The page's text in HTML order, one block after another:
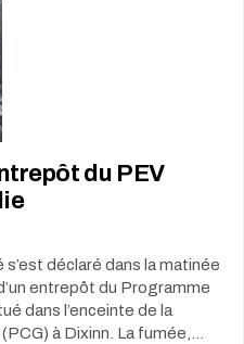
du PEV
s’est déclaré dans la matinée
entrepôt du Programme
dans l’enceinte de la
à Dixinn. La fumée,…